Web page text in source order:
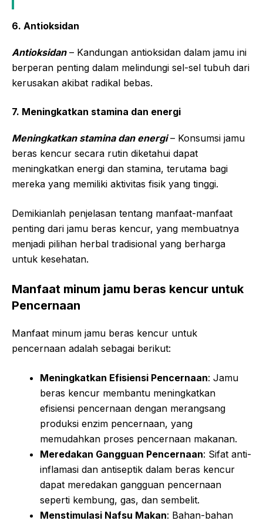
6. Antioksidan
Antioksidan– Kandungan antioksidan dalam jamu ini
berperan penting dalam melindungi sel-sel tubuh dari
kerusakan akibat radikal bebas.
7. Meningkatkan stamina dan energi
Meningkatkan stamina dan energi– Konsumsi jamu
beras kencur secara rutin diketahui dapat
meningkatkan energi dan stamina, terutama bagi
mereka yang memiliki aktivitas fisik yang tinggi.
Demikianlah penjelasan tentang manfaat-manfaat
penting dari jamu beras kencur, yang membuatnya
menjadi pilihan herbal tradisional yang berharga
untuk kesehatan.
Manfaat minum jamu beras kencur untuk
Pencernaan
Manfaat minum jamu beras kencur untuk
pencernaan adalah sebagai berikut:
Meningkatkan Efisiensi Pencernaan: Jamu
beras kencur membantu meningkatkan
efisiensi pencernaan dengan merangsang
produksi enzim pencernaan, yang
memudahkan proses pencernaan makanan.
Meredakan Gangguan Pencernaan: Sifat anti-
inflamasi dan antiseptik dalam beras kencur
dapat meredakan gangguan pencernaan
seperti kembung, gas, dan sembelit.
Menstimulasi Nafsu Makan: Bahan-bahan